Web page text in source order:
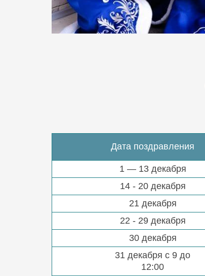
Дата поздравления
1 — 13 декабря
14 - 20 декабря
21 декабря
22 - 29 декабря
30 декабря
31 декабря с 9 до
12:00